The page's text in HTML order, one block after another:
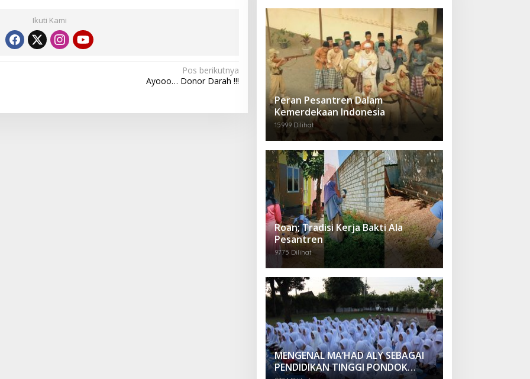
Ikuti Kami
Pos berikutnya
Ayooo… Donor Darah !!!
Peran Pesantren Dalam
Kemerdekaan Indonesia
15999 Dilihat
Roan; Tradisi Kerja Bakti Ala
Pesantren
9775 Dilihat
MENGENAL MA’HAD ALY SEBAGAI
PENDIDIKAN TINGGI PONDOK